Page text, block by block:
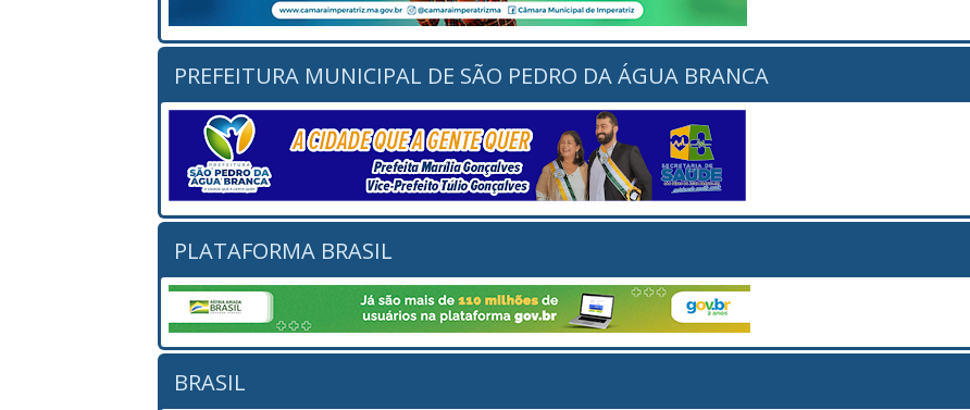
PREFEITURA MUNICIPAL DE SÃO PEDRO DA ÁGUA BRANCA
PLATAFORMA BRASIL
BRASIL